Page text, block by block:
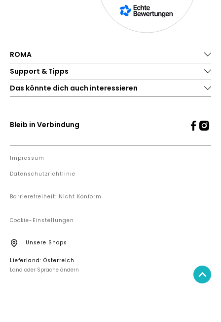
ROMA
Support & Tipps
Das könnte dich auch interessieren
Bleib in Verbindung
Impressum
Datenschutzrichtlinie
Barrierefreiheit: Nicht Konform
Cookie-Einstellungen
Unsere Shops
Lieferland: Österreich
Land oder Sprache ändern